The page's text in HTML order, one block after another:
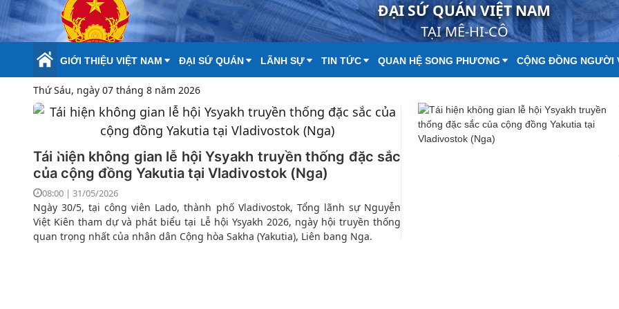
Skip to Main Content ĐẠI SỨ QUÁN VIỆT NAM
TẠI MÊ-HI-CÔ
GIỚI THIỆU VIỆT NAM ĐẠI SỨ QUÁN LÃNH SỰ TIN TỨC QUAN HỆ SONG PHƯƠNG CỘNG ĐỒNG NGƯỜI
Thứ Sáu, ngày 07 tháng 8 năm 2026
Tái hiện không gian lễ hội Ysyakh truyền thống đặc sắc
của cộng đồng Yakutia tại Vladivostok (Nga)
08:00 | 31/05/2026
Ngày 30/5, tại công viên Lado, thành phố Vladivostok, Tổng lãnh sự Nguyễn
Việt Kiên tham dự và phát biểu tại Lễ hội Ysyakh 2026, ngày hội truyền thống
quan trọng nhất của nhân dân Cộng hòa Sakha (Yakutia), Liên bang Nga.